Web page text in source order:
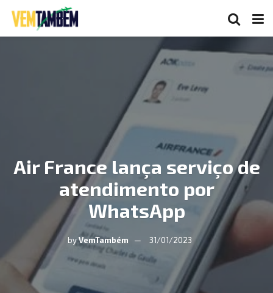
Air France lança serviço de
atendimento por
WhatsApp
byVemTambém 31/01/2023